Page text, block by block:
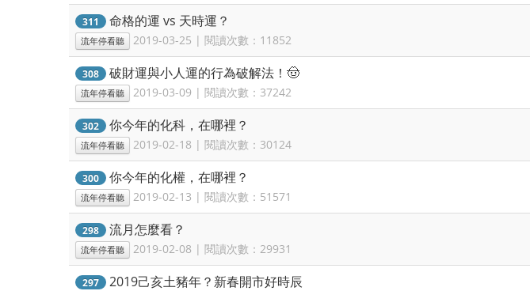
311 命格的運 vs 天時運？
流年停看聽 2019-03-25 | 閱讀次數：11852
308 破財運與小人運的行為破解法！🤠
流年停看聽 2019-03-09 | 閱讀次數：37242
302 你今年的化科，在哪裡？
流年停看聽 2019-02-18 | 閱讀次數：30124
300 你今年的化權，在哪裡？
流年停看聽 2019-02-13 | 閱讀次數：51571
298 流月怎麼看？
流年停看聽 2019-02-08 | 閱讀次數：29931
297 2019己亥土豬年？新春開市好時辰